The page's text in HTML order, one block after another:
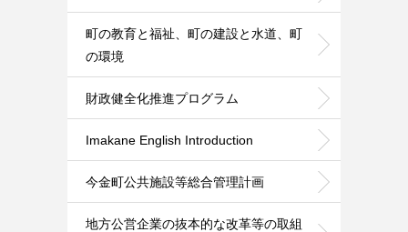
町の教育と福祉、町の建設と水道、町
の環境
財政健全化推進プログラム
Imakane English Introduction
今金町公共施設等総合管理計画
地方公営企業の抜本的な改革等の取組